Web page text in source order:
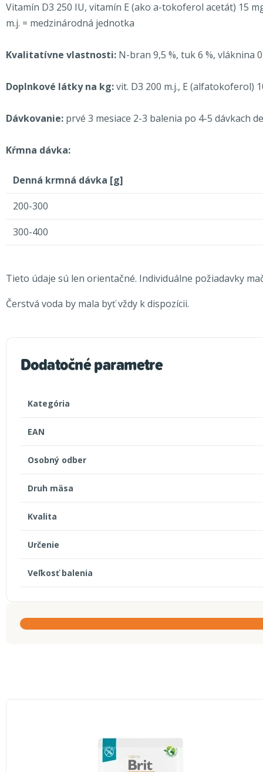
Vitamín D3 250 IU, vitamín E (ako a-tokoferol acetát) 15
m.j. = medzinárodná jednotka
Kvalitatívne vlastnosti: N-bran 9,5 %, tuk 6 %, vláknina
Doplnkové látky na kg:vit. D3 200 m.j., E (alfatokoferol)
Dávkovanie: prvé 3 mesiace 2-3 balenia po 4-5 dávkach
Kŕmna dávka:
Denná krmná dávka [g]
200-300
300-400
Tieto údaje sú len orientačné. Individuálne požiadavky
Čerstvá voda by mala byť vždy k dispozícii.
Dodatočné parametre
Kategória
EAN
Osobný odber
Druh mäsa
Kvalita
Určenie
Veľkosť balenia